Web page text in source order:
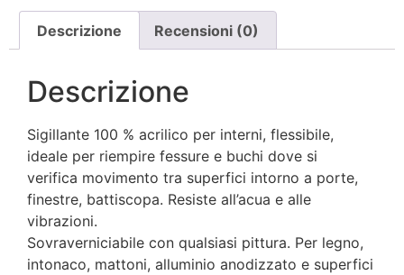
Descrizione Recensioni (0)
Descrizione
Sigillante 100 % acrilico per interni, flessibile,
ideale per riempire fessure e buchi dove si
verifica movimento tra superfici intorno a porte,
finestre, battiscopa. Resiste all’acua e alle
vibrazioni.
Sovraverniciabile con qualsiasi pittura. Per legno,
intonaco, mattoni, alluminio anodizzato e superfici